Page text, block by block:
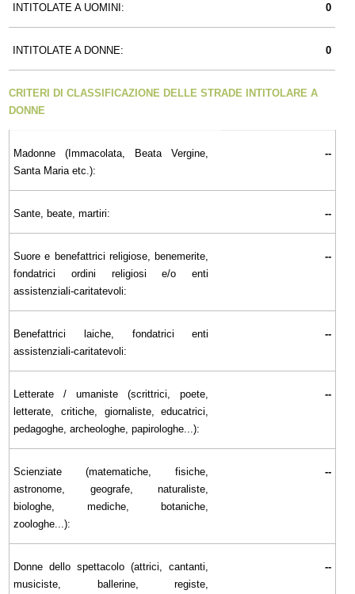
INTITOLATE A UOMINI: 0
INTITOLATE A DONNE: 0
CRITERI DI CLASSIFICAZIONE DELLE STRADE INTITOLARE A
DONNE
Madonne (Immacolata, Beata Vergine,
Santa Maria etc.):
--
Sante, beate, martiri: --
Suore e benefattrici religiose, benemerite,
fondatrici ordini religiosi e/o enti
assistenziali-caritatevoli:
--
Benefattrici laiche, fondatrici enti
assistenziali-caritatevoli:
--
Letterate / umaniste (scrittrici, poete,
letterate, critiche, giornaliste, educatrici,
pedagoghe, archeologhe, papirologhe...):
--
Scienziate (matematiche, fisiche,
astronome, geografe, naturaliste,
biologhe, mediche, botaniche,
zoologhe...):
--
Donne dello spettacolo (attrici, cantanti,
musiciste, ballerine, registe,
--